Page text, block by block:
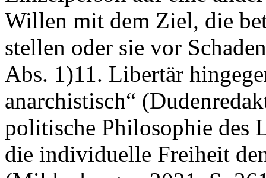
Willen mit dem Ziel, die
stellen oder sie vor
Abs. 1)11. Libertär
anarchistisch“
politische Philosophie des
die individuelle Freiheit